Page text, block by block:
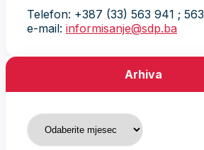
Telefon: +387 (33) 563 941 ;
e-mail: informisanje@sdp.ba
Arhiva
Arhiva